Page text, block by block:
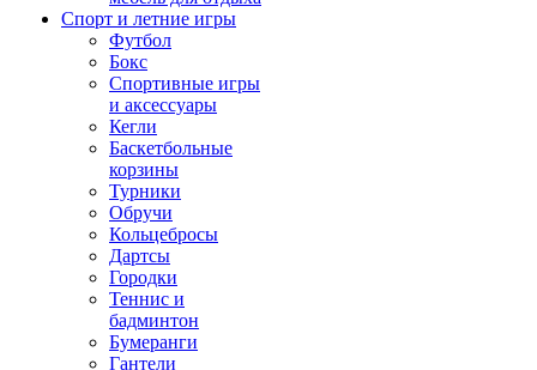
Спорт и летние игры
Футбол
Бокс
Спортивные игры
и аксессуары
Кегли
Баскетбольные
корзины
Турники
Обручи
Кольцебросы
Дартсы
Городки
Теннис и
бадминтон
Бумеранги
Гантели